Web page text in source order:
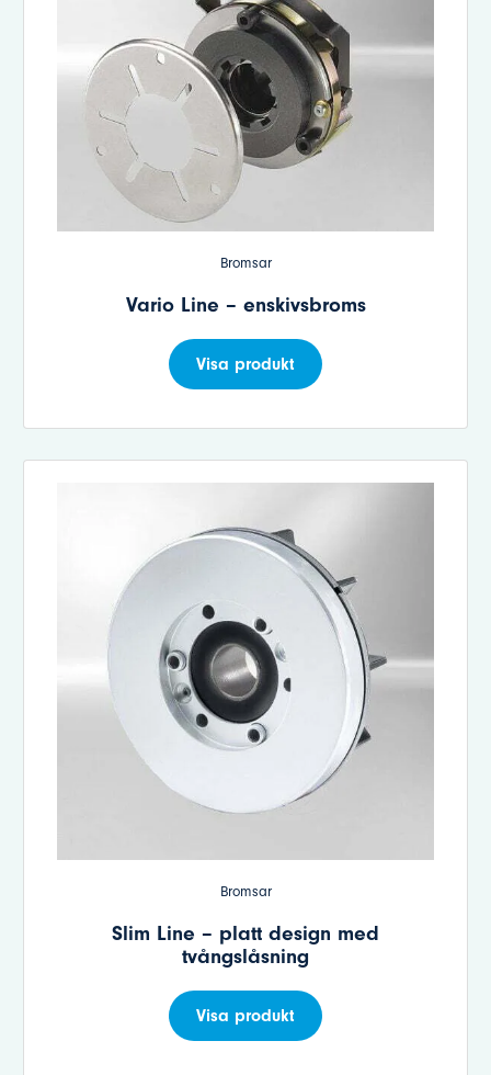
Bromsar
Vario Line – enskivsbroms
Visa produkt
Bromsar
Slim Line – platt design med
tvångslåsning
Visa produkt